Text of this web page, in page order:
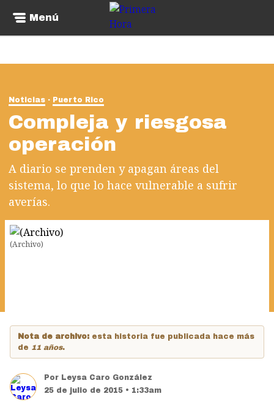
Menú
Noticias Puerto Rico
Compleja y riesgosa
operación
A diario se prenden y apagan áreas del
sistema, lo que lo hace vulnerable a sufrir
averías.
(Archivo)
Nota de archivo: esta historia fue publicada hace más
de 11 años.
Por Leysa Caro González
25 de julio de 2015 • 1:33am